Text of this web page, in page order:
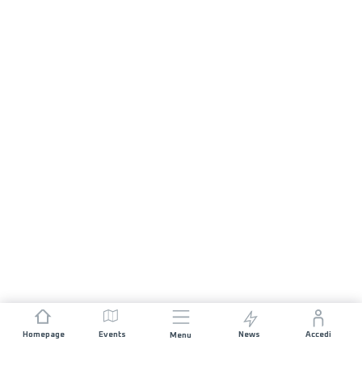
Homepage Events Menu News Accedi